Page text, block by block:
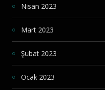
Nisan 2023
Mart 2023
Şubat 2023
Ocak 2023